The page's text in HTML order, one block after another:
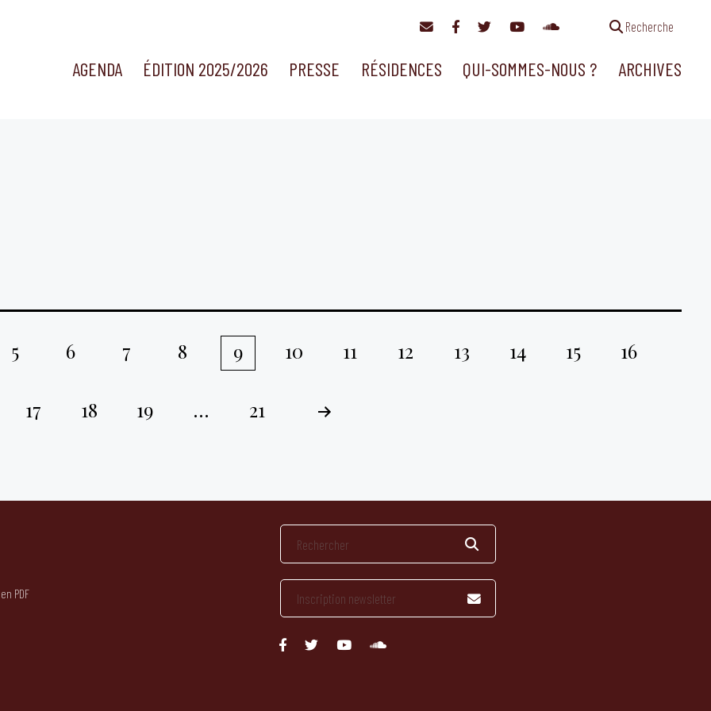
Recherche
AGENDA ÉDITION 2025/2026 PRESSE RÉSIDENCES QUI-SOMMES-NOUS ? ARCHIVES
5 6 7 8 9 10 11 12 13 14 15 16
17 18 19 … 21
PDF